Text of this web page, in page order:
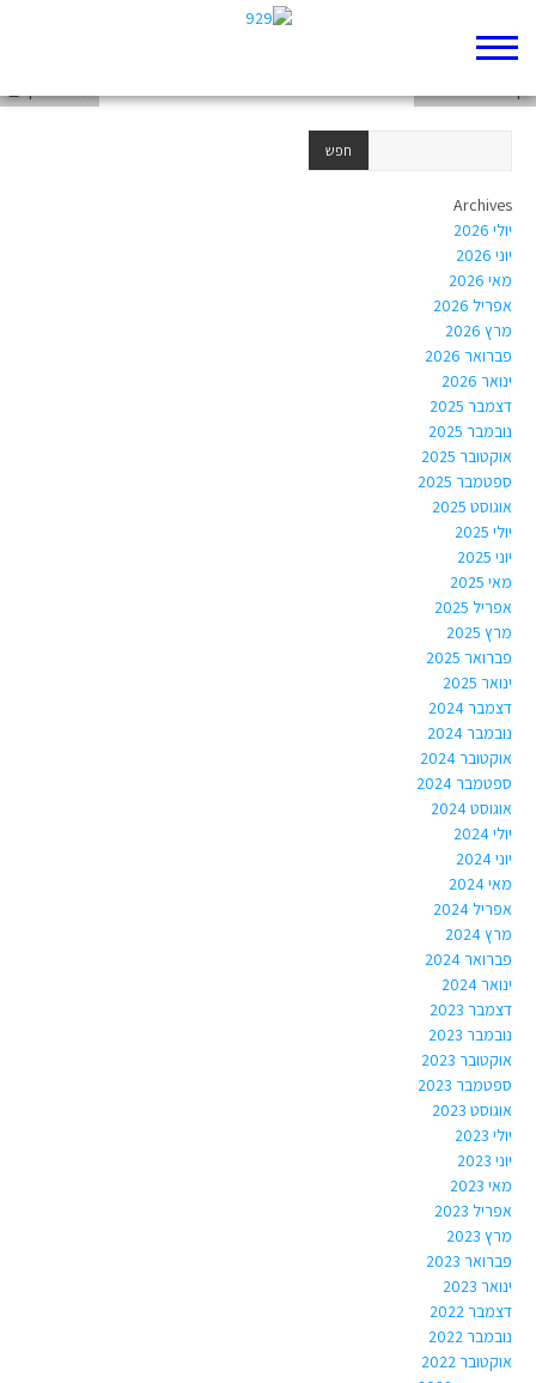
Archives
יולי 2026
יוני 2026
מאי 2026
אפריל 2026
מרץ 2026
פברואר 2026
ינואר 2026
דצמבר 2025
נובמבר 2025
אוקטובר 2025
ספטמבר 2025
אוגוסט 2025
יולי 2025
יוני 2025
מאי 2025
אפריל 2025
מרץ 2025
פברואר 2025
ינואר 2025
דצמבר 2024
נובמבר 2024
אוקטובר 2024
ספטמבר 2024
אוגוסט 2024
יולי 2024
יוני 2024
מאי 2024
אפריל 2024
מרץ 2024
פברואר 2024
ינואר 2024
דצמבר 2023
נובמבר 2023
אוקטובר 2023
ספטמבר 2023
אוגוסט 2023
יולי 2023
יוני 2023
מאי 2023
אפריל 2023
מרץ 2023
פברואר 2023
ינואר 2023
דצמבר 2022
נובמבר 2022
אוקטובר 2022